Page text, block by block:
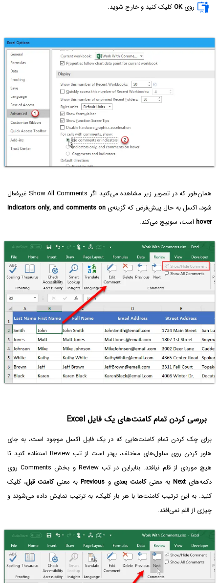
رویOKکلیک کنید و خارج شوید.
همان‌طور که در تصویر زیر مشاهده می‌کنید اگر Show All Comments غیرفعال
شود، اکسل به حال پیش‌فرض که گزینه‌یIndicators only, and comments on
hover است، سوییچ می‌کند.
بررسی کردن تمام کامنت‌های یک فایل Excel
برای چک کردن تمام کامنت‌هایی که در یک فایل اکسل موجود است، به جای
هاور کردن روی سلول‌های مختلف، بهتر است از تب Review استفاده کنید تا
هیچ موردی از قلم نیافتد. بنابراین در تب Review و بخش Comments روی
دکمه‌هایNext به معنیکامنت بعدی و Previousبه معنیکامنت قبل، کلیک
کنید. به این ترتیب کامنت‌ها با هر بار کلیک، به ترتیب نمایش داده می‌شوند و
چیزی از قلم نمی‌افتد.